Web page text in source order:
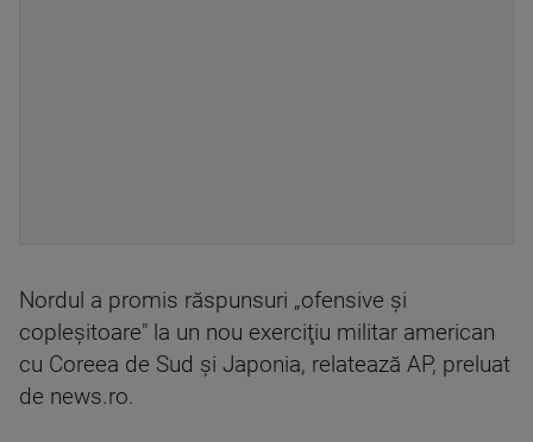
Nordul a promis răspunsuri „ofensive şi
copleşitoare" la un nou exerciţiu militar american
cu Coreea de Sud şi Japonia, relatează AP, preluat
de news.ro.